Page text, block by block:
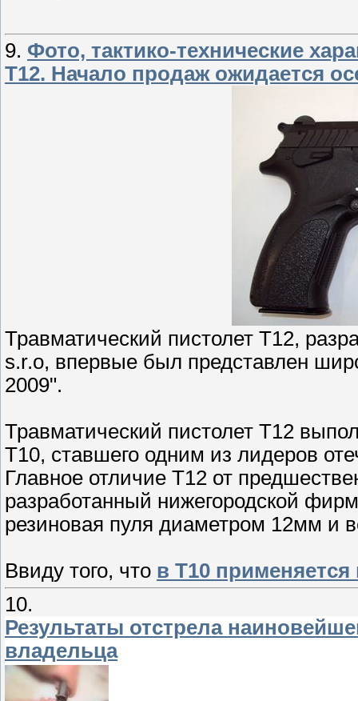
9. Фото, тактико-технические
Т12. Начало продаж ожидается
Травматический пистолет Т12,
s.r.o, впервые был представлен
2009".
Травматический пистолет Т12
Т10, ставшего одним из лидеров
Главное отличие Т12 от
разработанный нижегородской
резиновая пуля диаметром 12мм и
Ввиду того, что в Т10 применяется
10.
Результаты отстрела
владельца